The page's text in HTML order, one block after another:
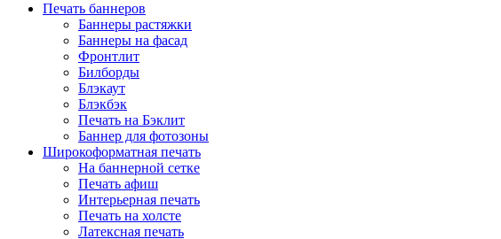
Печать баннеров
Баннеры растяжки
Баннеры на фасад
Фронтлит
Билборды
Блэкаут
Блэкбэк
Печать на Бэклит
Баннер для фотозоны
Широкоформатная печать
На баннерной сетке
Печать афиш
Интерьерная печать
Печать на холсте
Латексная печать